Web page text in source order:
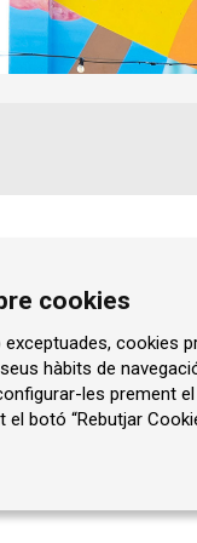
cookies
cookies
hàbits de
les prement
el botó “Rebutjar